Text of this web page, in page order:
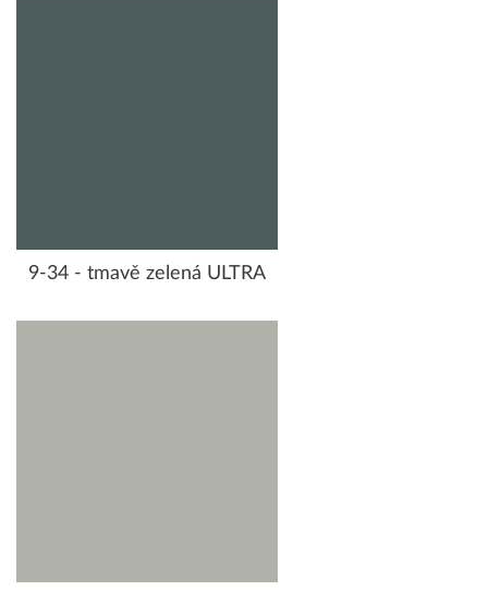
9-34 - tmavě zelená ULTRA